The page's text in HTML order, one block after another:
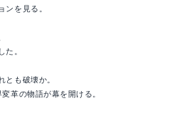
ンを見る。
た。
とも破壊か。
革の物語が幕を開ける。